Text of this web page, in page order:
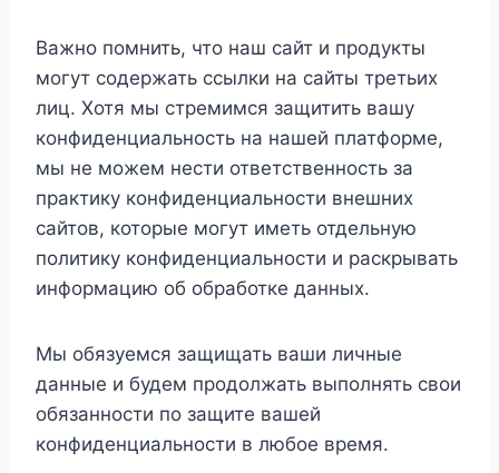
Важно помнить, что наш сайт и продукты
могут содержать ссылки на сайты третьих
лиц. Хотя мы стремимся защитить вашу
конфиденциальность на нашей платформе,
мы не можем нести ответственность за
практику конфиденциальности внешних
сайтов, которые могут иметь отдельную
политику конфиденциальности и раскрывать
информацию об обработке данных.
Мы обязуемся защищать ваши личные
данные и будем продолжать выполнять свои
обязанности по защите вашей
конфиденциальности в любое время.